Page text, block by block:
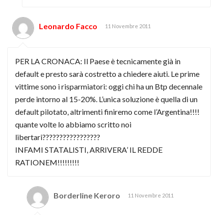
Leonardo Facco 11 Novembre 2011
PER LA CRONACA: Il Paese è tecnicamente già in
default e presto sarà costretto a chiedere aiuti. Le prime
vittime sono i risparmiatori: oggi chi ha un Btp decennale
perde intorno al 15-20%. L’unica soluzione è quella di un
default pilotato, altrimenti finiremo come l’Argentina!!!!
quante volte lo abbiamo scritto noi
libertari?????????????????
INFAMI STATALISTI, ARRIVERA’ IL REDDE
RATIONEM!!!!!!!!!
Borderline Keroro 11 Novembre 2011